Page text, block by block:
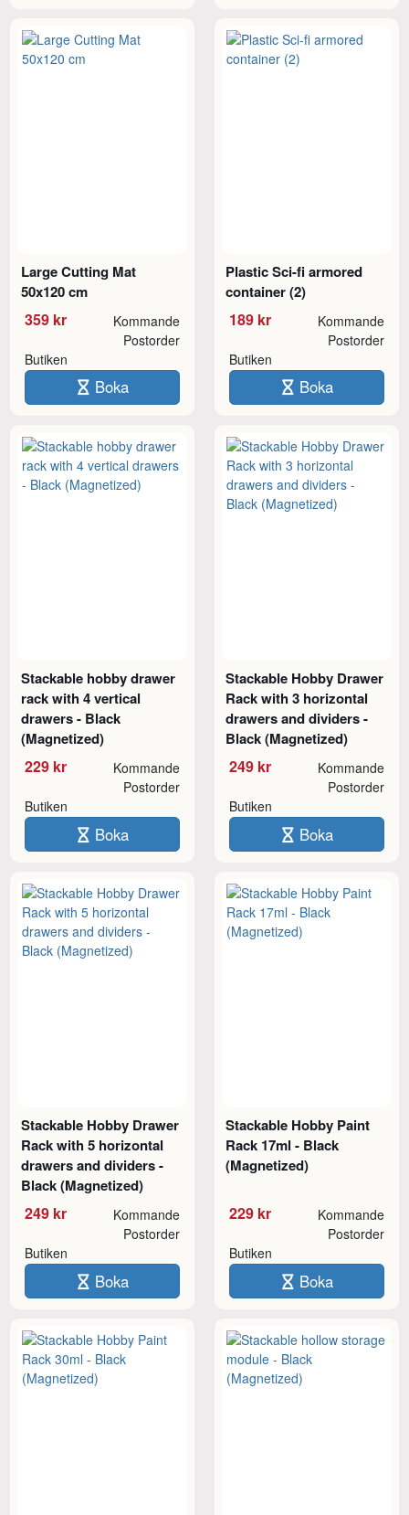
Large Cutting Mat
50x120 cm
359 kr Kommande
Butiken
Postorder
Boka
Plastic Sci-fi armored
container (2)
189 kr Kommande
Butiken
Postorder
Boka
Stackable hobby drawer
rack with 4 vertical
drawers - Black
(Magnetized)
229 kr Kommande
Butiken
Postorder
Boka
Stackable Hobby Drawer
Rack with 3 horizontal
drawers and dividers -
Black (Magnetized)
249 kr Kommande
Butiken
Postorder
Boka
Stackable Hobby Drawer
Rack with 5 horizontal
drawers and dividers -
Black (Magnetized)
249 kr Kommande
Butiken
Postorder
Boka
Stackable Hobby Paint
Rack 17ml - Black
(Magnetized)
229 kr Kommande
Butiken
Postorder
Boka